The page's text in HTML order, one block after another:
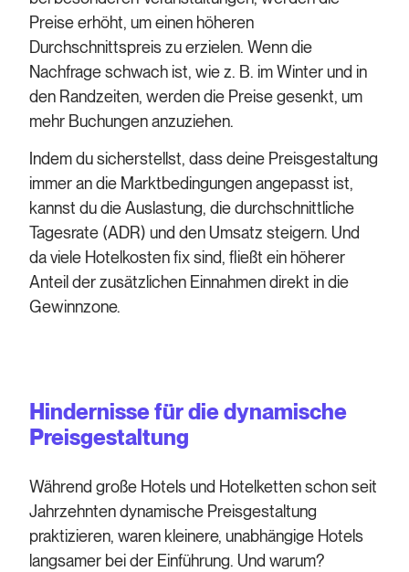
Preise erhöht, um einen höheren
Durchschnittspreis zu erzielen. Wenn die
Nachfrage schwach ist, wie z. B. im Winter und in
den Randzeiten, werden die Preise gesenkt, um
mehr Buchungen anzuziehen.
Indem du sicherstellst, dass deine Preisgestaltung
immer an die Marktbedingungen angepasst ist,
kannst du die Auslastung, die durchschnittliche
Tagesrate (ADR) und den Umsatz steigern. Und
da viele Hotelkosten fix sind, fließt ein höherer
Anteil der zusätzlichen Einnahmen direkt in die
Gewinnzone.
Hindernisse für die dynamische
Preisgestaltung
Während große Hotels und Hotelketten schon seit
Jahrzehnten dynamische Preisgestaltung
praktizieren, waren kleinere, unabhängige Hotels
langsamer bei der Einführung. Und warum?